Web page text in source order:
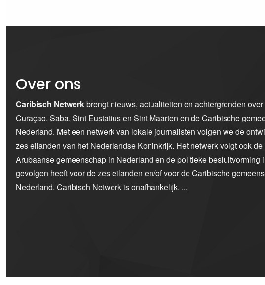
Over ons
Caribisch Netwerkbrengt nieuws, actualiteiten en achtergronden
Curaçao, Saba, Sint Eustatius en Sint Maarten en de Caribische
Nederland. Met een netwerk van lokale journalisten volgen we de
zes eilanden van het Nederlandse Koninkrijk. Het netwerk volgt ook
Arubaanse gemeenschap in Nederland en de politieke besluitvorming
gevolgen heeft voor de zes eilanden en/of voor de Caribische
Nederland. Caribisch Netwerk is onafhankelijk. ...